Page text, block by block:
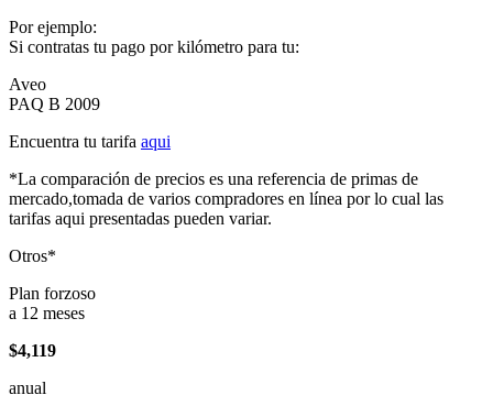
Por ejemplo:
Si contratas tu pago por kilómetro para tu:
Aveo
PAQ B 2009
Encuentra tu tarifa aqui
*La comparación de precios es una referencia de primas de
mercado,tomada de varios compradores en línea por lo cual las
tarifas aqui presentadas pueden variar.
Otros*
Plan forzoso
a 12 meses
$4,119
anual